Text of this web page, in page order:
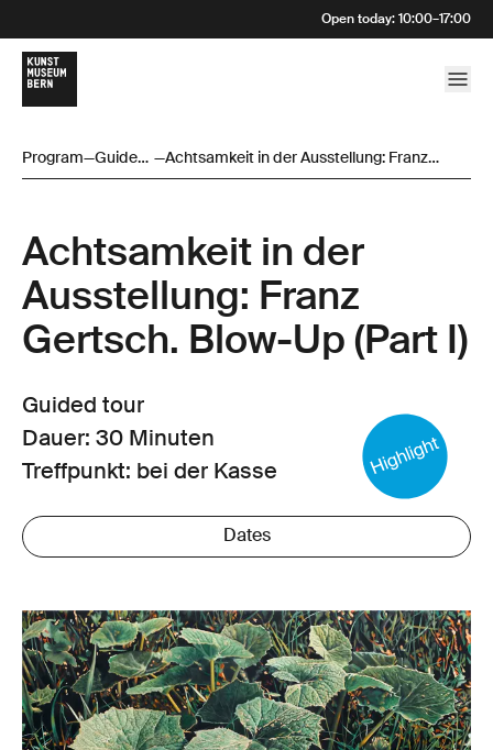
Open today: 10:00–17:00
Program—Guided
tour
—Achtsamkeit in der Ausstellung: Franz
Gertsch. Blow-Up (Part I)
Achtsamkeit in der
Ausstellung: Franz
Gertsch. Blow-Up (Part I)
Guided tour
Dauer: 30 Minuten
Treffpunkt: bei der Kasse
Dates